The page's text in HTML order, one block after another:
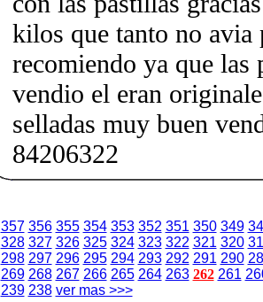
kilos que tanto no avia
recomiendo ya que las
vendio el eran
selladas muy buen
84206322
357 356 355 354 353 352 351 350 349
328 327 326 325 324 323 322 321 320
298 297 296 295 294 293 292 291 290
269 268 267 266 265 264 263 262 261
239 238 ver mas >>>